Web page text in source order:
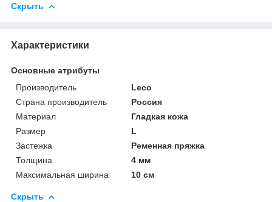
Скрыть
Характеристики
Основные атрибуты
Производитель
Leco
Страна производитель
Россия
Материал
Гладкая кожа
Размер
L
Застежка
Ременная пряжка
Толщина
4 мм
Максимальная ширина
10 см
Скрыть